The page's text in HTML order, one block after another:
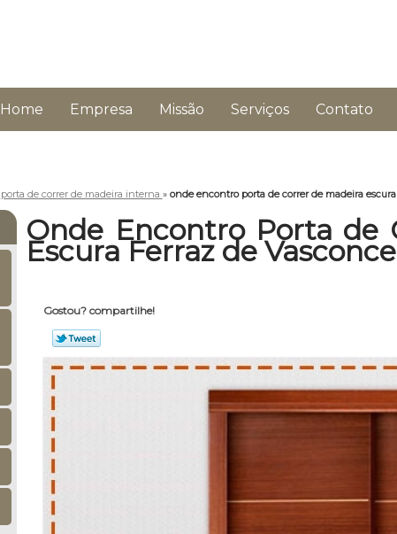
Home Empresa Missão Serviços Contato
porta de correr de madeira interna » onde encontro porta de correr de madeira
Onde Encontro Porta de
Escura Ferraz de
Gostou? compartilhe!